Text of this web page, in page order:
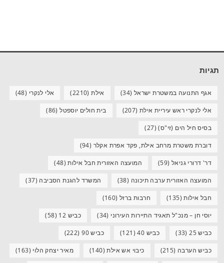
תגיות
אגף התנועה במשטרת ישראל (34) אילת(2210) אלי לנקרי (48)
אלי לנקרי ראש עיריית אילת (207) בית חולים יוספטל(86)
בסיס חיל הים (זי"ס)(27)
דוברת משטרת מרחב אילת, פקד אפרת אקלר (94)
דר' דרורי גניאל (59) המועצה האזורית חבל אילות(48)
המועצה האזורית ערבה תיכונה (38) המשרד להגנת הסביבה (37)
חבל אילות(135) חרבות ברזל (160)
יוסי חן – מנכ"ל תאגיד התיירות העירוני (34) כביש 12 (58)
כביש 25 (33) כביש 40 (121) כביש 90 (222)
כביש הערבה (215) כיבוי אש אילת(140) מאיר יצחק הלוי (163)